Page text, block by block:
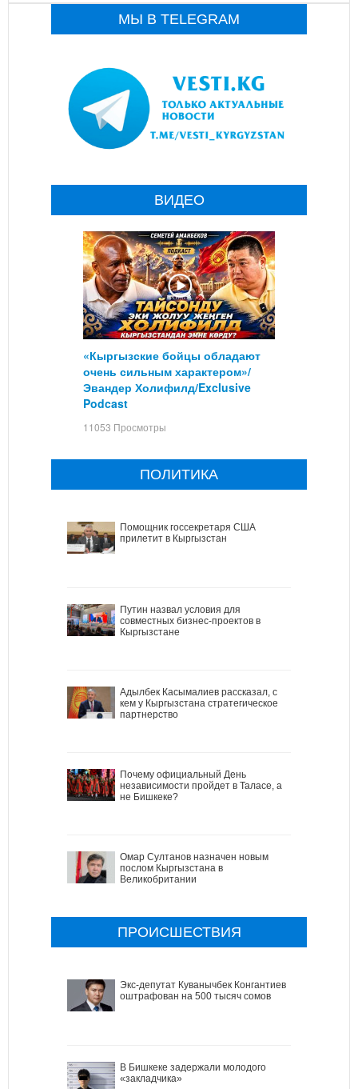
МЫ В TELEGRAM
ВИДЕО
«Кыргызские бойцы обладают
очень сильным характером»/
Эвандер Холифилд/Exclusive
Podcast
11053 Просмотры
ПОЛИТИКА
Помощник госсекретаря США
прилетит в Кыргызстан
Путин назвал условия для
совместных бизнес-проектов в
Кыргызстане
Адылбек Касымалиев рассказал, с
кем у Кыргызстана стратегическое
партнерство
Почему официальный День
независимости пройдет в Таласе, а
не Бишкеке?
Омар Султанов назначен новым
послом Кыргызстана в
Великобритании
ПРОИСШЕСТВИЯ
Экс-депутат Куванычбек Конгантиев
оштрафован на 500 тысяч сомов
В Бишкеке задержали молодого
«закладчика»